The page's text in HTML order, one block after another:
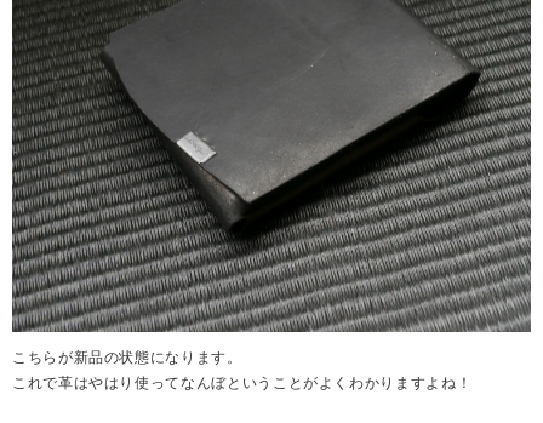
こちらが新品の状態になります。
これで革はやはり使ってなんぼということがよくわかりますよね！